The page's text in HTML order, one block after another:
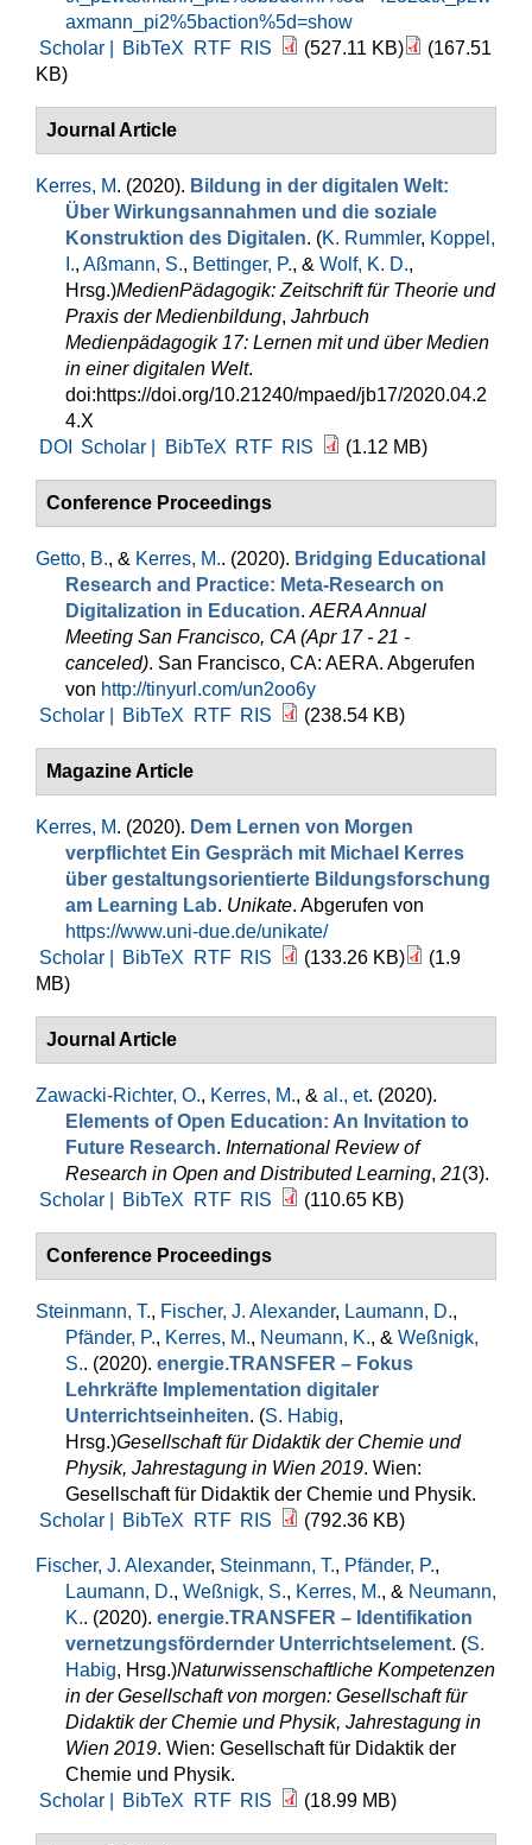
axmann_pi2%5baction%5d=show
Scholar |
BibTeX RTF RIS (527.11 KB)
(167.51
KB)
Journal Article
Kerres, M. (2020). Bildung in der digitalen Welt:
Über Wirkungsannahmen und die soziale
Konstruktion des Digitalen. (K. Rummler, Koppel,
I., Aßmann, S., Bettinger, P., & Wolf, K. D.,
Hrsg.)MedienPädagogik: Zeitschrift für Theorie und
Praxis der Medienbildung, Jahrbuch
Medienpädagogik 17: Lernen mit und über Medien
in einer digitalen Welt.
doi:https://doi.org/10.21240/mpaed/jb17/2020.04.2
4.X
DOI
Scholar | BibTeX RTF RIS (1.12 MB)
Conference Proceedings
Getto, B., & Kerres, M.. (2020). Bridging Educational
Research and Practice: Meta-Research on
Digitalization in Education. AERA Annual
Meeting San Francisco, CA (Apr 17 - 21 -
canceled). San Francisco, CA: AERA. Abgerufen
von http://tinyurl.com/un2oo6y
Scholar |
BibTeX RTF RIS (238.54 KB)
Magazine Article
Kerres, M. (2020). Dem Lernen von Morgen
verpflichtet Ein Gespräch mit Michael Kerres
über gestaltungsorientierte Bildungsforschung
am Learning Lab. Unikate. Abgerufen von
https://www.uni-due.de/unikate/
Scholar |
BibTeX RTF RIS (133.26 KB)
(1.9
MB)
Journal Article
Zawacki-Richter, O., Kerres, M., & al., et. (2020).
Elements of Open Education: An Invitation to
Future Research. International Review of
Research in Open and Distributed Learning, 21(3).
Scholar |
BibTeX RTF RIS (110.65 KB)
Conference Proceedings
Steinmann, T., Fischer, J. Alexander, Laumann, D.,
Pfänder, P., Kerres, M., Neumann, K., & Weßnigk,
S.. (2020). energie.TRANSFER – Fokus
Lehrkräfte Implementation digitaler
Unterrichtseinheiten. (S. Habig,
Hrsg.)Gesellschaft für Didaktik der Chemie und
Physik, Jahrestagung in Wien 2019. Wien:
Gesellschaft für Didaktik der Chemie und Physik.
Scholar |
BibTeX RTF RIS (792.36 KB)
Fischer, J. Alexander, Steinmann, T., Pfänder, P.,
Laumann, D., Weßnigk, S., Kerres, M., & Neumann,
K.. (2020). energie.TRANSFER – Identifikation
vernetzungsfördernder Unterrichtselement. (S.
Habig, Hrsg.)Naturwissenschaftliche Kompetenzen
in der Gesellschaft von morgen: Gesellschaft für
Didaktik der Chemie und Physik, Jahrestagung in
Wien 2019. Wien: Gesellschaft für Didaktik der
Chemie und Physik.
Scholar |
BibTeX RTF RIS (18.99 MB)